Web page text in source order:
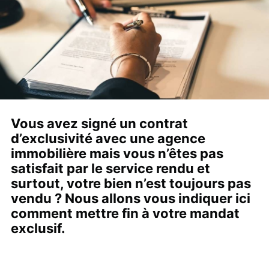
Vous avez signé un contrat
d’exclusivité avec une agence
immobilière mais vous n’êtes pas
satisfait par le service rendu et
surtout, votre bien n’est toujours pas
vendu ? Nous allons vous indiquer ici
comment mettre fin à votre mandat
exclusif.